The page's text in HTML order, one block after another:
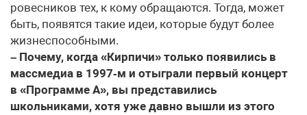
ровесников тех, к кому обращаются. Тогда, может
быть, появятся такие идеи, которые будут более
жизнеспособными.
– Почему, когда «Кирпичи» только появились в
массмедиа в 1997‑м и отыграли первый концерт
в «Программе А», вы представились
школьниками, хотя уже давно вышли из этого